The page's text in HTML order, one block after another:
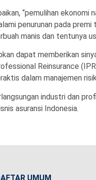
“pemulihan ekonomi
penurunan pada
manis dan tentunya
dapat memberikan
Reinsurance
dalam manajemen
industri dan
asuransi Indonesia.
UMUM